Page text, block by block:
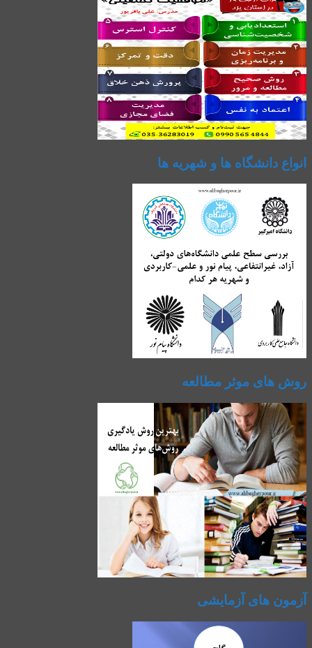
انواع دانشگاه ها و شهریه ها
روش های موثر مطالعه
آزمون های آزمایشی